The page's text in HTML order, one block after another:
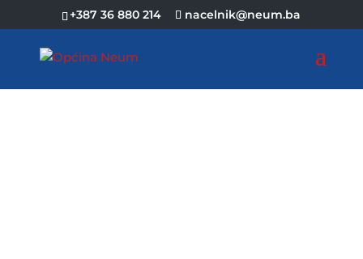
+387 36 880 214 nacelnik@neum.ba